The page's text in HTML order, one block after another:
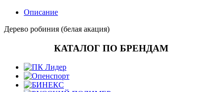
Описание
Дерево робиния (белая акация)
КАТАЛОГ ПО БРЕНДАМ